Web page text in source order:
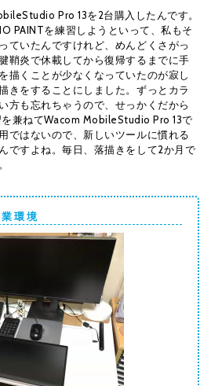
Pro 13を2台購入したんです。
PAINTを練習しようといって、私もそ
ていたんですけれど、めんどくさがっ
鞘炎で休載してから復帰するまでに手
描くことが少なくなっていたのが寂し
きをすることにしました。ずっとカラ
方も忘れちゃうので、せっかくだから
兼ねてWacom MobileStudio Pro 13で
ではないので、新しいツールに慣れる
ですよね。毎日、落描きをして2か月で
環 境